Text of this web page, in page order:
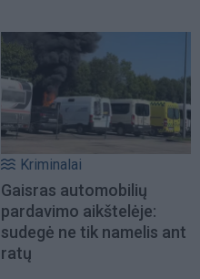
Kriminalai
Gaisras automobilių
pardavimo aikštelėje:
sudegė ne tik namelis ant
ratų